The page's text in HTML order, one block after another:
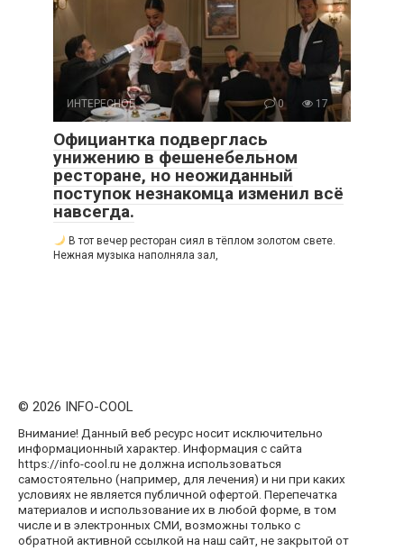
ИНТЕРЕСНОЕ 0 17
Официантка подверглась
унижению в фешенебельном
ресторане, но неожиданный
поступок незнакомца изменил всё
навсегда.
В тот вечер ресторан сиял в тёплом золотом свете.
Нежная музыка наполняла зал,
© 2026 INFO-COOL
Внимание! Данный веб ресурс носит исключительно
информационный характер. Информация с сайта
https://info-cool.ru не должна использоваться
самостоятельно (например, для лечения) и ни при каких
условиях не является публичной офертой. Перепечатка
материалов и использование их в любой форме, в том
числе и в электронных СМИ, возможны только с
обратной активной ссылкой на наш сайт, не закрытой от